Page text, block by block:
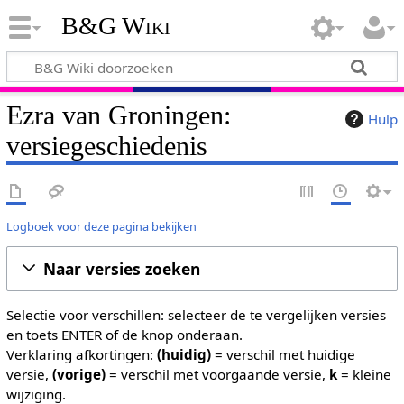
B&G Wiki
Hulp
Ezra van Groningen:
versiegeschiedenis
Logboek voor deze pagina bekijken
Naar versies zoeken
Selectie voor verschillen: selecteer de te vergelijken versies
en toets ENTER of de knop onderaan.
Verklaring afkortingen: (huidig)= verschil met huidige
versie, (vorige)= verschil met voorgaande versie, k= kleine
wijziging.